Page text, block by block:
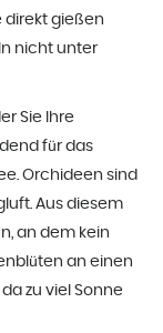
direkt gießen
nicht unter
Sie Ihre
für das
Orchideen sind
Aus diesem
an dem kein
an einen
zu viel Sonne